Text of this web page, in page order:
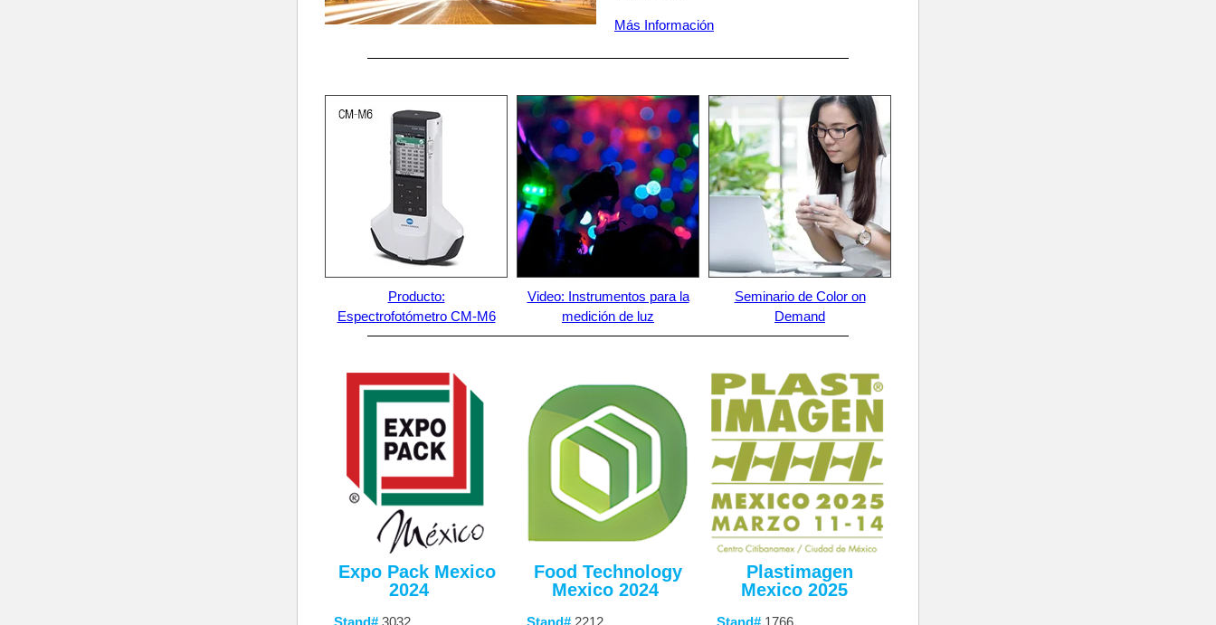
Más Información
Producto:
Espectrofotómetro CM-M6
Video: Instrumentos para la
medición de luz
Seminario de Color on
Demand
Expo Pack Mexico
2024
Stand#3032
Food Technology
Mexico 2024
Stand#2212
Plastimagen
Mexico 2025
Stand#1766